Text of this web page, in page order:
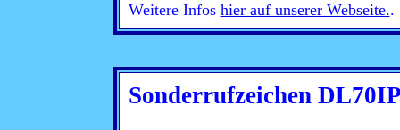
Weitere Infos hier auf unserer Webseite..
Sonderrufzeichen